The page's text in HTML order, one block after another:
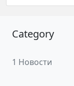
Category
1 Новости